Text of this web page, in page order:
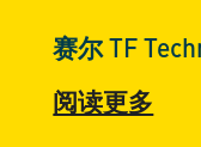
赛尔 TF
阅读更多